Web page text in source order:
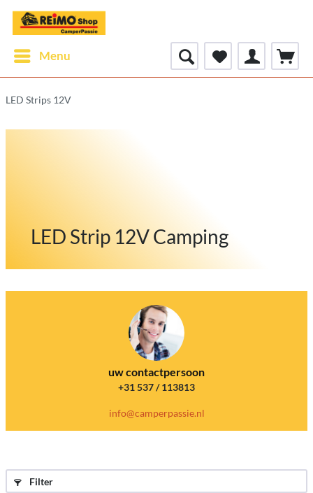
Menu
LED Strips 12V
LED Strip 12V Camping
uw contactpersoon
+31 537 / 113813
info@camperpassie.nl
Filter